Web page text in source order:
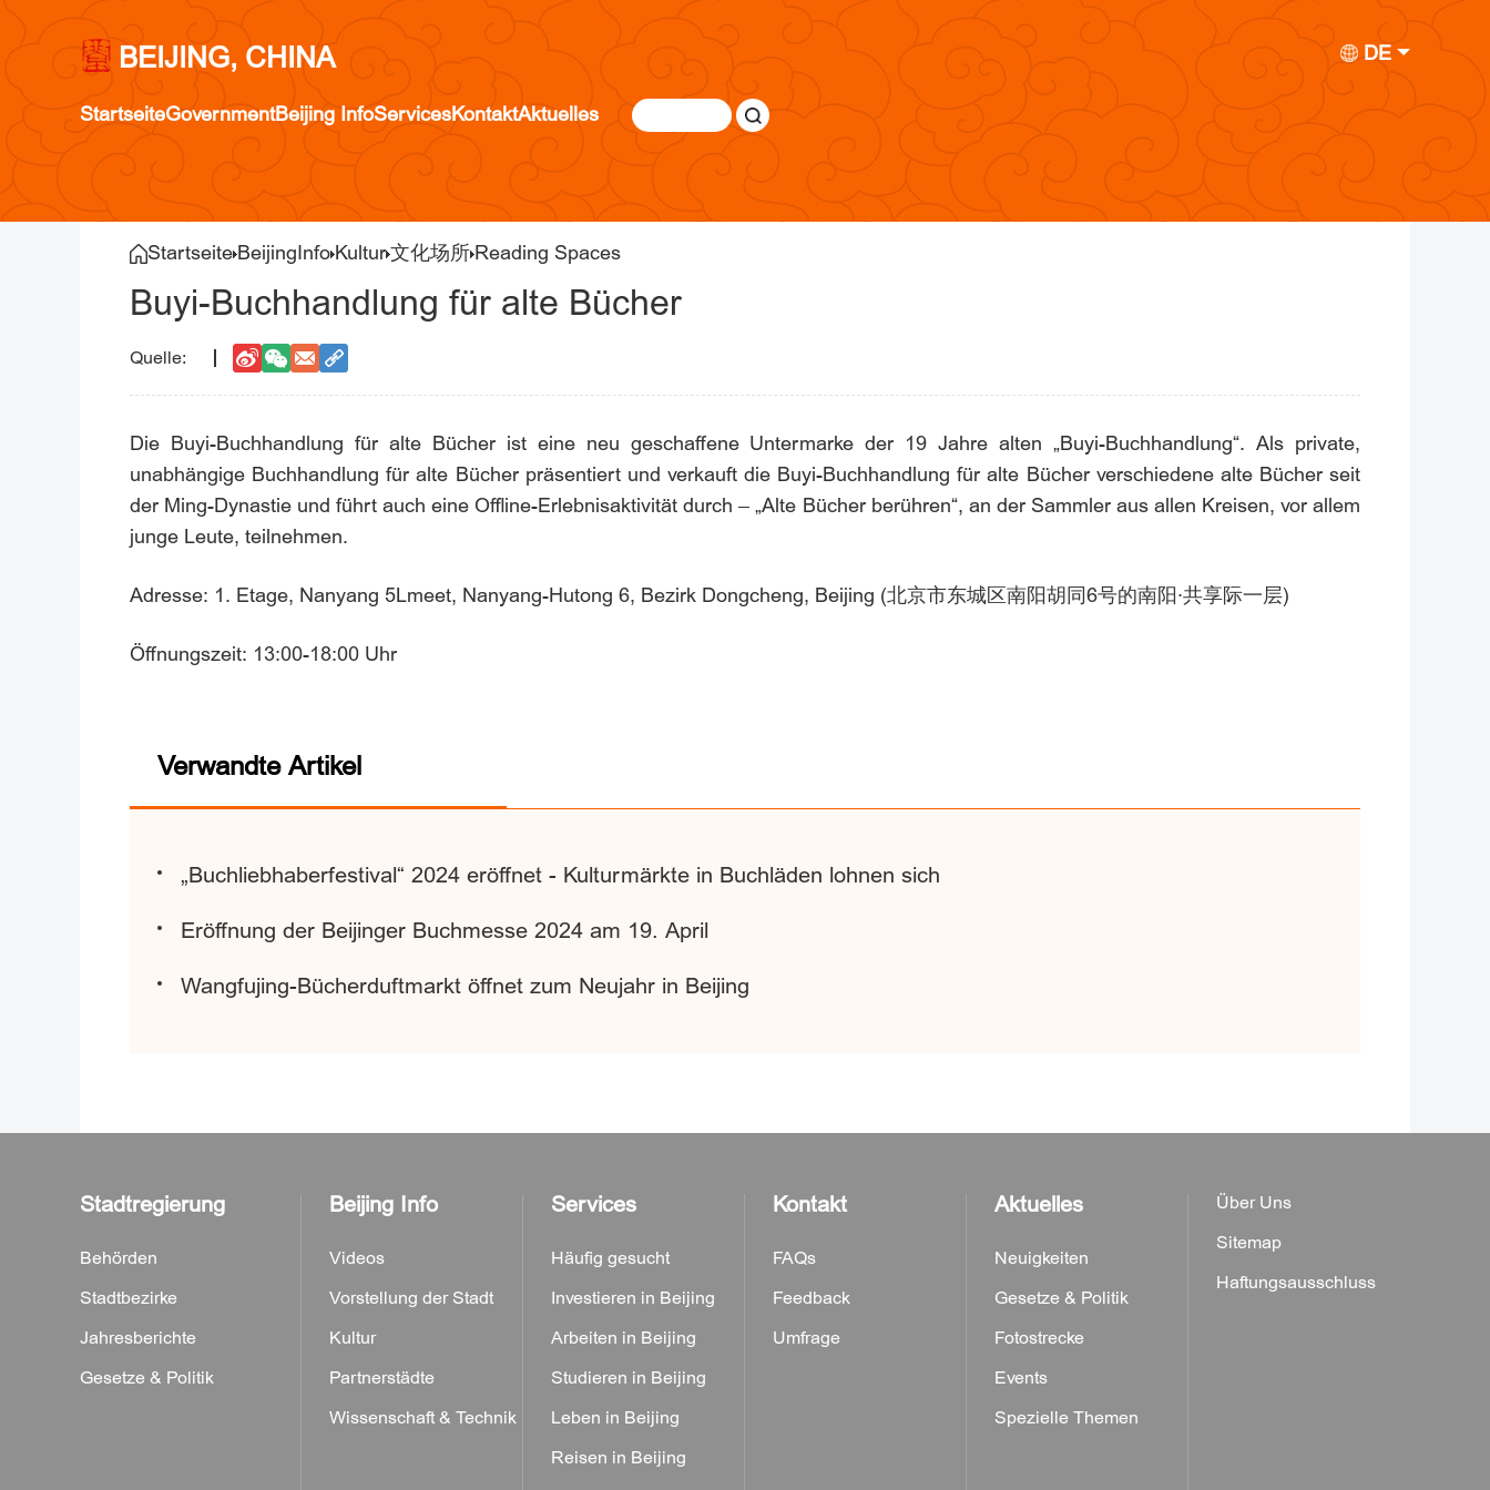
BEIJING, CHINA DE
StartseiteGovernmentBeijing InfoServicesKontaktAktuelles
Startseite BeijingInfo Kultur文化场所 Reading Spaces
Buyi-Buchhandlung für alte Bücher
Die Buyi-Buchhandlung für alte Bücher ist eine neu geschaffene Untermarke der 19 Jahre alten „Buyi-Buchhandlung“. Als private,
unabhängige Buchhandlung für alte Bücher präsentiert und verkauft die Buyi-Buchhandlung für alte Bücher verschiedene alte Bücher seit
der Ming-Dynastie und führt auch eine Offline-Erlebnisaktivität durch – „Alte Bücher berühren“, an der Sammler aus allen Kreisen, vor allem
junge Leute, teilnehmen.
Adresse: 1. Etage, Nanyang 5Lmeet, Nanyang-Hutong 6, Bezirk Dongcheng, Beijing (北京市东城区南阳胡同6号的南阳·共享际一层)
Öffnungszeit: 13:00-18:00 Uhr
Verwandte Artikel
„Buchliebhaberfestival“ 2024 eröffnet - Kulturmärkte in Buchläden lohnen sich
Eröffnung der Beijinger Buchmesse 2024 am 19. April
Wangfujing-Bücherduftmarkt öffnet zum Neujahr in Beijing
Stadtregierung
Behörden
Stadtbezirke
Jahresberichte
Gesetze & Politik
Beijing Info
Videos
Vorstellung der Stadt
Kultur
Partnerstädte
Wissenschaft & Technik
Services
Häufig gesucht
Investieren in Beijing
Arbeiten in Beijing
Studieren in Beijing
Leben in Beijing
Reisen in Beijing
Kontakt
FAQs
Feedback
Umfrage
Aktuelles
Neuigkeiten
Gesetze & Politik
Fotostrecke
Events
Spezielle Themen
Über Uns
Sitemap
Haftungsausschluss